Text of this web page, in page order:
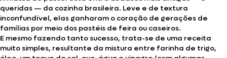
queridas — da cozinha brasileira. Leve e de textura
inconfundível, elas ganharam o coração de gerações de
famílias por meio dos pastéis de feira ou caseiros.
E mesmo fazendo tanto sucesso, trata-se de uma receita
muito simples, resultante da mistura entre farinha de trigo,